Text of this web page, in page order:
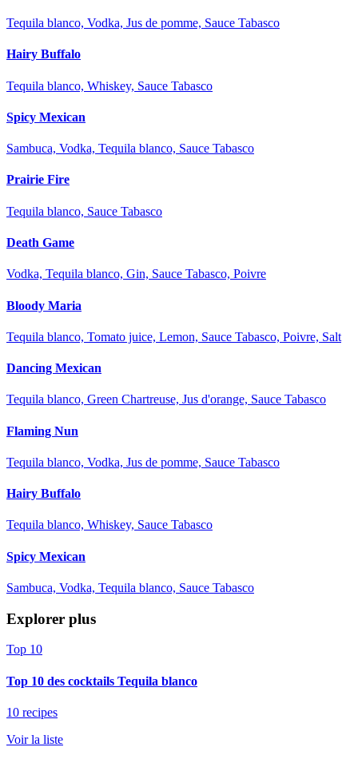
Tequila blanco, Vodka, Jus de pomme, Sauce Tabasco
Hairy Buffalo
Tequila blanco, Whiskey, Sauce Tabasco
Spicy Mexican
Sambuca, Vodka, Tequila blanco, Sauce Tabasco
Prairie Fire
Tequila blanco, Sauce Tabasco
Death Game
Vodka, Tequila blanco, Gin, Sauce Tabasco, Poivre
Bloody Maria
Tequila blanco, Tomato juice, Lemon, Sauce Tabasco, Poivre, Salt
Dancing Mexican
Tequila blanco, Green Chartreuse, Jus d'orange, Sauce Tabasco
Flaming Nun
Tequila blanco, Vodka, Jus de pomme, Sauce Tabasco
Hairy Buffalo
Tequila blanco, Whiskey, Sauce Tabasco
Spicy Mexican
Sambuca, Vodka, Tequila blanco, Sauce Tabasco
Explorer plus
Top 10
Top 10 des cocktails Tequila blanco
10 recipes
Voir la liste